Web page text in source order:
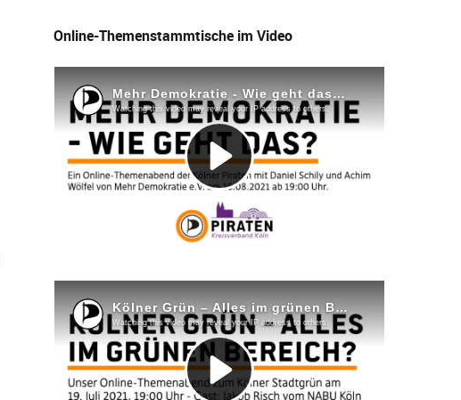
Online-Themenstammtische im Video